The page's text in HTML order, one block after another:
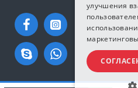
Copyright ©
улучшения